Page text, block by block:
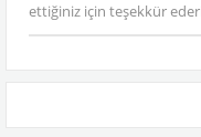
ettiğiniz için teşekkür